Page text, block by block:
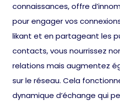
connaissances, offre
pour engager vos
likant et en partageant les
contacts, vous nourrissez
relations mais augmentez
sur le réseau. Cela
dynamique d’échange qui